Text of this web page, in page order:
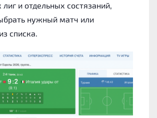
лиг и отдельных состязаний,
нужный матч или
списка.